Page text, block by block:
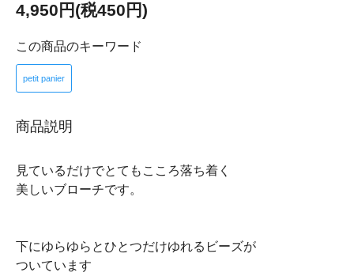
4,950円(税450円)
この商品のキーワード
petit panier
商品説明
見ているだけでとてもこころ落ち着く
美しいブローチです。
下にゆらゆらとひとつだけゆれるビーズが
ついています